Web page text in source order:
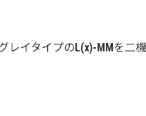
レイタイプのL(x)-MMを二機